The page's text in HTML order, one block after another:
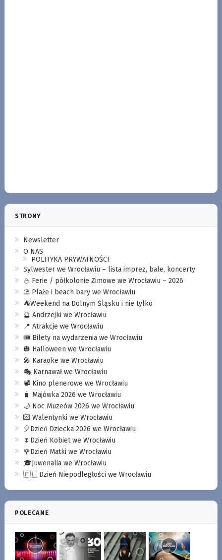
STRONY
Newsletter
O NAS
POLITYKA PRYWATNOŚCI
Sylwester we Wrocławiu – lista imprez, bale, koncerty
⛄️ Ferie / półkolonie Zimowe we Wrocławiu – 2026
⛱️ Plaże i beach bary we Wrocławiu
⛺️Weekend na Dolnym Śląsku i nie tylko
🔮 Andrzejki we Wrocławiu
📍 Atrakcje we Wrocławiu
🎟️ Bilety na wydarzenia we Wrocławiu
🎃 Halloween we Wrocławiu
🎤 Karaoke we Wrocławiu
🎭 Karnawał we Wrocławiu
📽️ Kino plenerowe we Wrocławiu
🧳 Majówka 2026 we Wrocławiu
🌙 Noc Muzeów 2026 we Wrocławiu
💌 Walentynki we Wrocławiu
🎈Dzień Dziecka 2026 we Wrocławiu
🌷Dzień Kobiet we Wrocławiu
🌹Dzień Matki we Wrocławiu
🎓Juwenalia we Wrocławiu
🇵🇱 Dzień Niepodległości we Wrocławiu
POLECANE